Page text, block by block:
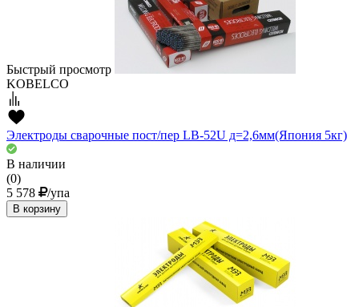
Быстрый просмотр
KOBELCO
Электроды сварочные пост/пер LB-52U д=2,6мм(Япония 5кг)
В наличии
(0)
5 578
/упа
В корзину